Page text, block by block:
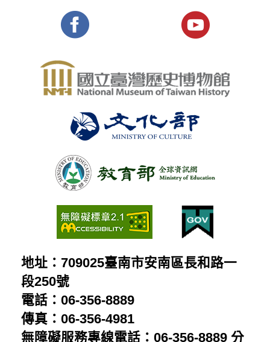
地址：709025臺南市安南區長和路一
段250號
電話：06-356-8889
傳真：06-356-4981
無障礙服務專線電話：06-356-8889 分